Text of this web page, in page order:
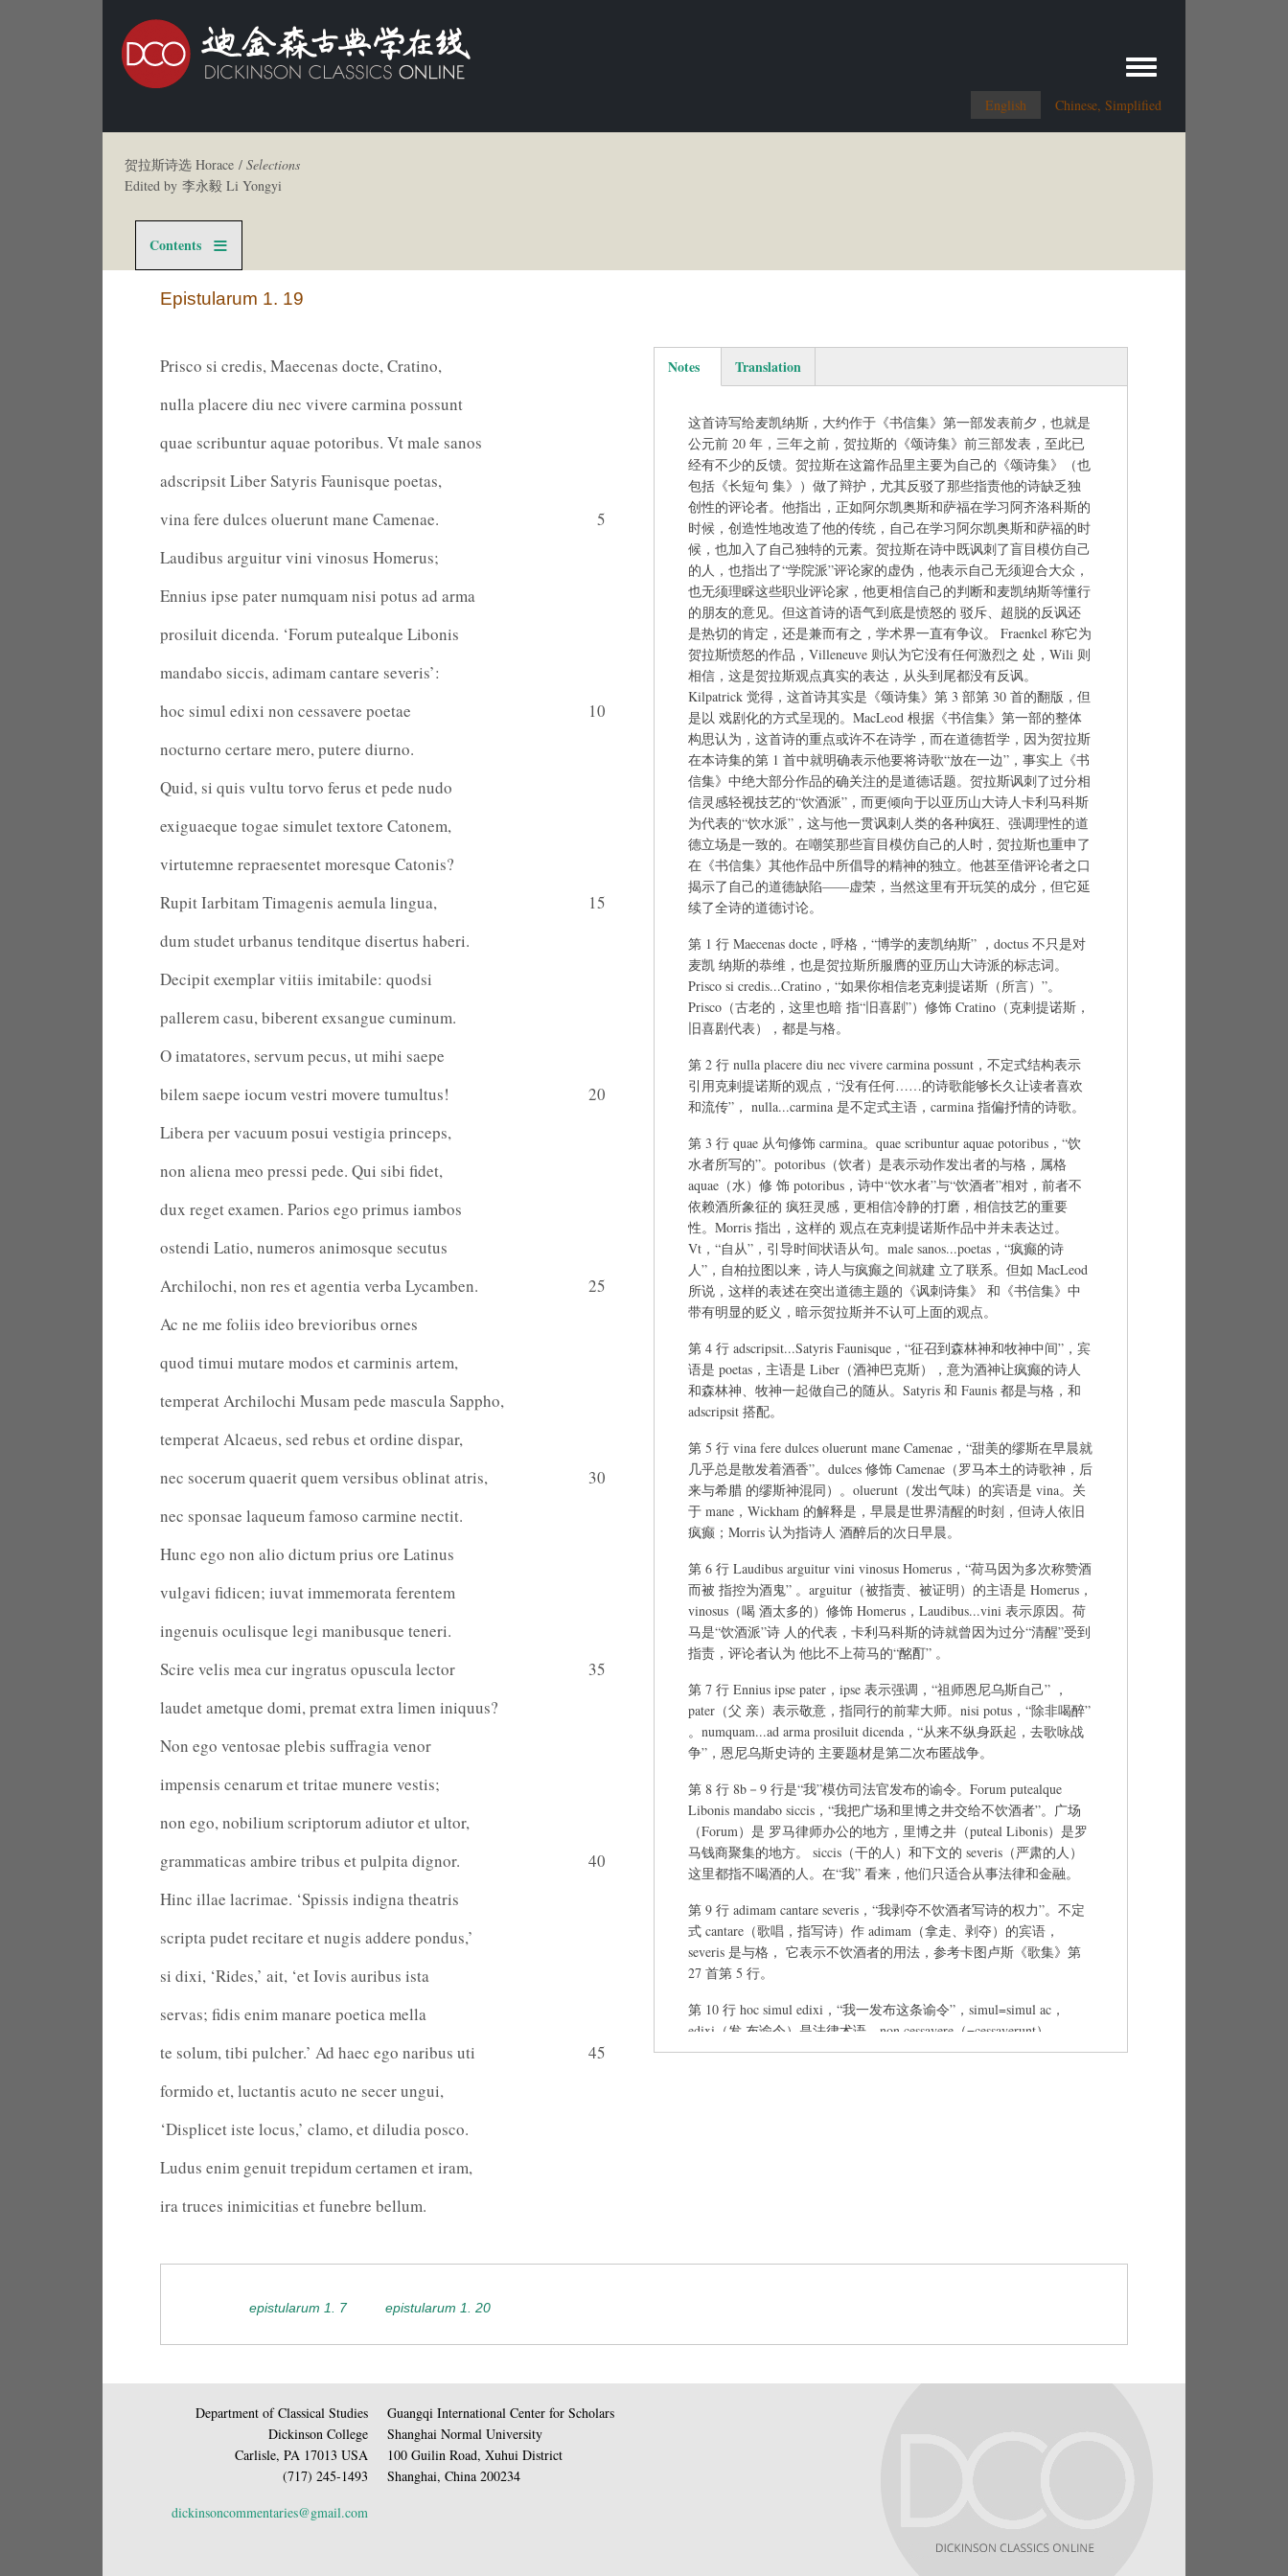
English Chinese, Simplified
Toggle menu
贺拉斯诗选 Horace / Selections
Edited by 李永毅 Li Yongyi
Contents
Epistularum 1. 19
Prisco si credis, Maecenas docte, Cratino,
nulla placere diu nec vivere carmina possunt
quae scribuntur aquae potoribus. Vt male sanos
adscripsit Liber Satyris Faunisque poetas,
vina fere dulces oluerunt mane Camenae.
5
Laudibus arguitur vini vinosus Homerus;
Ennius ipse pater numquam nisi potus ad arma
prosiluit dicenda. ‘Forum putealque Libonis
mandabo siccis, adimam cantare severis’:
hoc simul edixi non cessavere poetae
10
nocturno certare mero, putere diurno.
Quid, si quis vultu torvo ferus et pede nudo
exiguaeque togae simulet textore Catonem,
virtutemne repraesentet moresque Catonis?
Rupit Iarbitam Timagenis aemula lingua,
15
dum studet urbanus tenditque disertus haberi.
Decipit exemplar vitiis imitabile: quodsi
pallerem casu, biberent exsangue cuminum.
O imatatores, servum pecus, ut mihi saepe
bilem saepe iocum vestri movere tumultus!
20
Libera per vacuum posui vestigia princeps,
non aliena meo pressi pede. Qui sibi fidet,
dux reget examen. Parios ego primus iambos
ostendi Latio, numeros animosque secutus
Archilochi, non res et agentia verba Lycamben.
25
Ac ne me foliis ideo brevioribus ornes
quod timui mutare modos et carminis artem,
temperat Archilochi Musam pede mascula Sappho,
temperat Alcaeus, sed rebus et ordine dispar,
nec socerum quaerit quem versibus oblinat atris,
30
nec sponsae laqueum famoso carmine nectit.
Hunc ego non alio dictum prius ore Latinus
vulgavi fidicen; iuvat immemorata ferentem
ingenuis oculisque legi manibusque teneri.
Scire velis mea cur ingratus opuscula lector
35
laudet ametque domi, premat extra limen iniquus?
Non ego ventosae plebis suffragia venor
impensis cenarum et tritae munere vestis;
non ego, nobilium scriptorum adiutor et ultor,
grammaticas ambire tribus et pulpita dignor.
40
Hinc illae lacrimae. ‘Spissis indigna theatris
scripta pudet recitare et nugis addere pondus,’
si dixi, ‘Rides,’ ait, ‘et Iovis auribus ista
servas; fidis enim manare poetica mella
te solum, tibi pulcher.’ Ad haec ego naribus uti
45
formido et, luctantis acuto ne secer ungui,
‘Displicet iste locus,’ clamo, et diludia posco.
Ludus enim genuit trepidum certamen et iram,
ira truces inimicitias et funebre bellum.
Notes
(active tab)
Translation
这首诗写给麦凯纳斯，大约作于《书信集》第一部发表前夕，也就是
公元前 20 年，三年之前，贺拉斯的《颂诗集》前三部发表，至此已
经有不少的反馈。贺拉斯在这篇作品里主要为自己的《颂诗集》（也
包括《长短句 集》）做了辩护，尤其反驳了那些指责他的诗缺乏独
创性的评论者。他指出，正如阿尔凯奥斯和萨福在学习阿齐洛科斯的
时候，创造性地改造了他的传统，自己在学习阿尔凯奥斯和萨福的时
候，也加入了自己独特的元素。贺拉斯在诗中既讽刺了盲目模仿自己
的人，也指出了“学院派”评论家的虚伪，他表示自己无须迎合大众，
也无须理睬这些职业评论家，他更相信自己的判断和麦凯纳斯等懂行
的朋友的意见。但这首诗的语气到底是愤怒的 驳斥、超脱的反讽还
是热切的肯定，还是兼而有之，学术界一直有争议。 Fraenkel 称它为
贺拉斯愤怒的作品，Villeneuve 则认为它没有任何激烈之 处，Wili 则
相信，这是贺拉斯观点真实的表达，从头到尾都没有反讽。
Kilpatrick 觉得，这首诗其实是《颂诗集》第 3 部第 30 首的翻版，但
是以 戏剧化的方式呈现的。MacLeod 根据《书信集》第一部的整体
构思认为，这首诗的重点或许不在诗学，而在道德哲学，因为贺拉斯
在本诗集的第 1 首中就明确表示他要将诗歌“放在一边”，事实上《书
信集》中绝大部分作品的确关注的是道德话题。贺拉斯讽刺了过分相
信灵感轻视技艺的“饮酒派”，而更倾向于以亚历山大诗人卡利马科斯
为代表的“饮水派”，这与他一贯讽刺人类的各种疯狂、强调理性的道
德立场是一致的。在嘲笑那些盲目模仿自己的人时，贺拉斯也重申了
在《书信集》其他作品中所倡导的精神的独立。他甚至借评论者之口
揭示了自己的道德缺陷——虚荣，当然这里有开玩笑的成分，但它延
续了全诗的道德讨论。
第 1 行 Maecenas docte，呼格，“博学的麦凯纳斯” ，doctus 不只是对
麦凯 纳斯的恭维，也是贺拉斯所服膺的亚历山大诗派的标志词。
Prisco si credis...Cratino，“如果你相信老克剌提诺斯（所言）”。
Prisco（古老的，这里也暗 指“旧喜剧”）修饰 Cratino（克剌提诺斯，
旧喜剧代表），都是与格。
第 2 行 nulla placere diu nec vivere carmina possunt，不定式结构表示
引用克剌提诺斯的观点，“没有任何……的诗歌能够长久让读者喜欢
和流传”， nulla...carmina 是不定式主语，carmina 指偏抒情的诗歌。
第 3 行 quae 从句修饰 carmina。quae scribuntur aquae potoribus，“饮
水者所写的”。potoribus（饮者）是表示动作发出者的与格，属格
aquae（水）修 饰 potoribus，诗中“饮水者”与“饮酒者”相对，前者不
依赖酒所象征的 疯狂灵感，更相信冷静的打磨，相信技艺的重要
性。Morris 指出，这样的 观点在克剌提诺斯作品中并未表达过。
Vt，“自从”，引导时间状语从句。male sanos...poetas，“疯癫的诗
人”，自柏拉图以来，诗人与疯癫之间就建 立了联系。但如 MacLeod
所说，这样的表述在突出道德主题的《讽刺诗集》 和《书信集》中
带有明显的贬义，暗示贺拉斯并不认可上面的观点。
第 4 行 adscripsit...Satyris Faunisque，“征召到森林神和牧神中间”，宾
语是 poetas，主语是 Liber（酒神巴克斯），意为酒神让疯癫的诗人
和森林神、牧神一起做自己的随从。Satyris 和 Faunis 都是与格，和
adscripsit 搭配。
第 5 行 vina fere dulces oluerunt mane Camenae，“甜美的缪斯在早晨就
几乎总是散发着酒香”。dulces 修饰 Camenae（罗马本土的诗歌神，后
来与希腊 的缪斯神混同）。oluerunt（发出气味）的宾语是 vina。关
于 mane，Wickham 的解释是，早晨是世界清醒的时刻，但诗人依旧
疯癫；Morris 认为指诗人 酒醉后的次日早晨。
第 6 行 Laudibus arguitur vini vinosus Homerus，“荷马因为多次称赞酒
而被 指控为酒鬼” 。arguitur（被指责、被证明）的主语是 Homerus，
vinosus（喝 酒太多的）修饰 Homerus，Laudibus...vini 表示原因。荷
马是“饮酒派”诗 人的代表，卡利马科斯的诗就曾因为过分“清醒”受到
指责，评论者认为 他比不上荷马的“酩酊” 。
第 7 行 Ennius ipse pater，ipse 表示强调，“祖师恩尼乌斯自己” ，
pater（父 亲）表示敬意，指同行的前辈大师。nisi potus，“除非喝醉”
。numquam...ad arma prosiluit dicenda，“从来不纵身跃起，去歌咏战
争”，恩尼乌斯史诗的 主要题材是第二次布匿战争。
第 8 行 8b－9 行是“我”模仿司法官发布的谕令。Forum putealque
Libonis mandabo siccis，“我把广场和里博之井交给不饮酒者”。广场
（Forum）是 罗马律师办公的地方，里博之井（puteal Libonis）是罗
马钱商聚集的地方。 siccis（干的人）和下文的 severis（严肃的人）
这里都指不喝酒的人。在“我” 看来，他们只适合从事法律和金融。
第 9 行 adimam cantare severis，“我剥夺不饮酒者写诗的权力”。不定
式 cantare（歌唱，指写诗）作 adimam（拿走、剥夺）的宾语，
severis 是与格， 它表示不饮酒者的用法，参考卡图卢斯《歌集》第
27 首第 5 行。
第 10 行 hoc simul edixi，“我一发布这条谕令”，simul=simul ac，
edixi（发 布谕令）是法律术语。non cessavere（=cessaverunt）
poetae，“诗人们就不 再停止……”，宾语是下面的两个不定式。10b－
第 15 行 Rupit Iarbitam Timagenis aemula lingua，“亚比塔和提玛根尼
epistularum 1. 7 epistularum 1. 20
Department of Classical Studies
Dickinson College
Carlisle, PA 17013 USA
(717) 245-1493
dickinsoncommentaries@gmail.com
Guangqi International Center for Scholars
Shanghai Normal University
100 Guilin Road, Xuhui District
Shanghai, China 200234